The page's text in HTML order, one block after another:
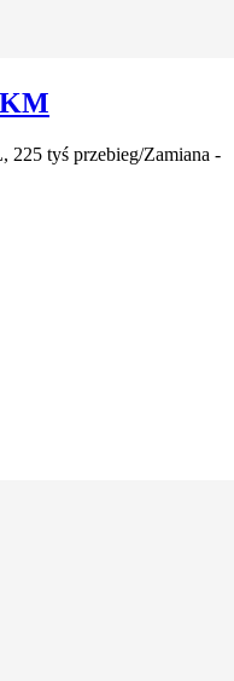
tyś przebieg/Zamiana -